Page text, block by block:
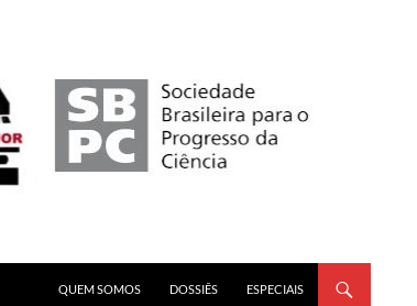
QUEM SOMOS
DOSSIÊS ESPECIAIS